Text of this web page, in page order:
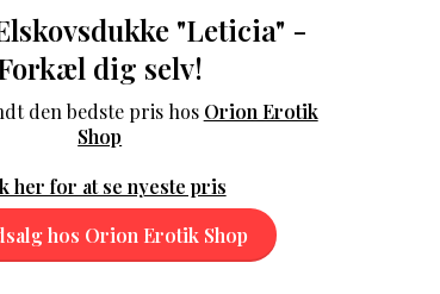
"Leticia" -
dig selv!
den bedste pris hos Orion Erotik
Shop
her for at se nyeste pris
hos Orion Erotik Shop